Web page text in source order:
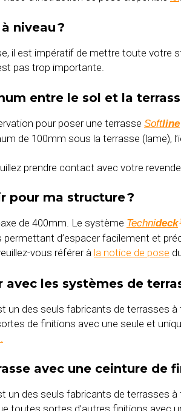
niveau ?
il est impératif de mettre toute votre
pas trop importante.
entre le sol et la
pour poser une terrasse Softline
de 100mm sous la terrasse (lame),
prendre contact avec votre
pour ma structure ?
de 400mm. Le système Technideck
d’espacer facilement et
vous référer à la notice de pose
les systèmes de
un des seuls fabricants de terrasses
de finitions avec une seule et
avec une ceinture de
un des seuls fabricants de terrasses